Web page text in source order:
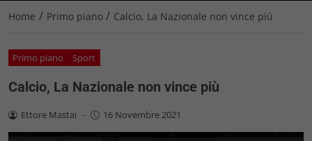
Home / Primo piano / Calcio, La Nazionale non vince più
Primo piano Sport
Calcio, La Nazionale non vince più
Ettore Mastai - 16 Novembre 2021